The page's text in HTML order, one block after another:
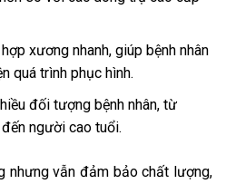
xương nhanh, giúp bệnh nhân
quá trình phục hình.
đối tượng bệnh nhân, từ
người cao tuổi.
nhưng vẫn đảm bảo chất lượng,